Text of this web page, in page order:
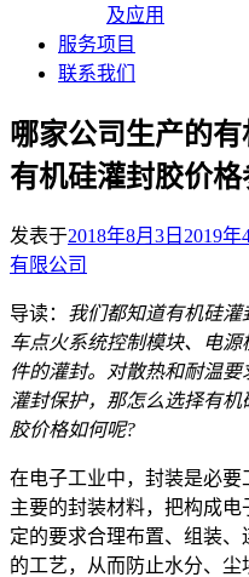
及应用
服务项目
联系我们
哪家公司生产的
有机硅灌封胶价
发表于2018年8月3日 2019年
有限公司
导读： 我们都知道有机硅
车点火系统控制模块、电
件的灌封。对散热和耐温
灌封保护，那怎么选择有
胶价格如何呢?
在电子工业中，封装是必
主要的封装材料，把构成
定的要求合理布置、组装
的工艺，从而防止水分、